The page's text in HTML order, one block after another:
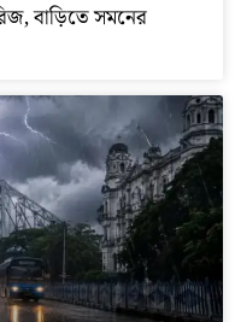
বাড়িতে সমনের